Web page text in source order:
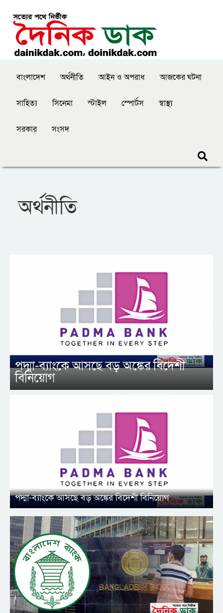
বাংলাদেশ অর্থনীতি আইন ও অপরাধ আজকের ঘটনা
সাহিত্য সিনেমা স্টাইল স্পোর্টস স্বাস্থ্য
সরকার সংসদ
অর্থনীতি
পদ্মা-ব্যাংকে আসছে বড় অঙ্কের বিদেশী
বিনিয়োগ
পদ্মা-ব্যাংকে আসছে বড় অঙ্কের বিদেশী বিনিয়োগ